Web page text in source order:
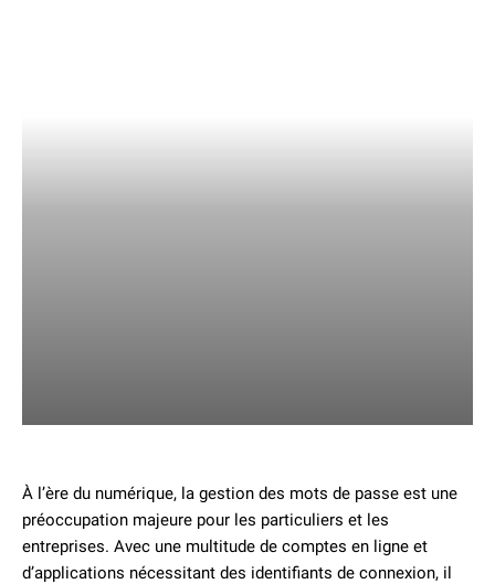
À l’ère du numérique, la gestion des mots de passe est une
préoccupation majeure pour les particuliers et les
entreprises. Avec une multitude de comptes en ligne et
d’applications nécessitant des identifiants de connexion, il